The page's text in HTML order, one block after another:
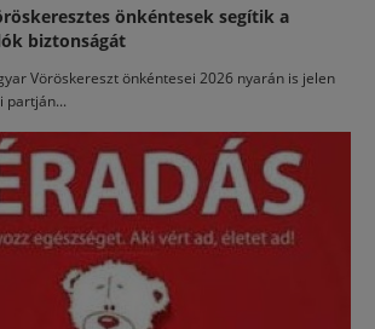
önkéntesek segítik a
biztonságát
Vöröskereszt önkéntesei 2026 nyarán is jelen
partján...